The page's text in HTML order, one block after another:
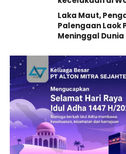
Laka Maut,
Palengaan Laok
Meninggal Dunia